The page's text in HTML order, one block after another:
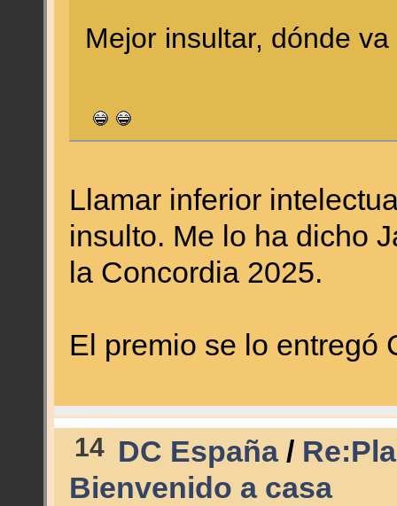
Mejor insultar, dónde
Llamar inferior
insulto. Me lo ha dicho
la Concordia 2025.
El premio se lo entregó
14 DC España/
Bienvenido a casa